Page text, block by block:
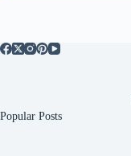
Popular Posts